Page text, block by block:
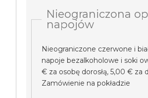
Nieograniczona
napojów
Nieograniczone czerwone i
napoje bezalkoholowe i soki
€ za osobę dorosłą, 5,00 € za
Zamówienie na pokładzie